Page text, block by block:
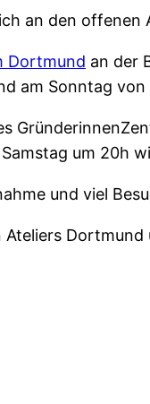
an den offenen
Dortmund an der
am Sonntag von
um 20h
und viel
Dortmund